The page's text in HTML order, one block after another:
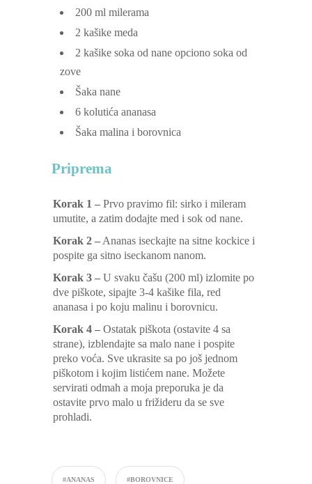
200 ml milerama
2 kašike meda
2 kašike soka od nane opciono soka od
zove
Šaka nane
6 kolutića ananasa
Šaka malina i borovnica
Priprema
Korak 1 – Prvo pravimo fil: sirko i mileram
umutite, a zatim dodajte med i sok od nane.
Korak 2 – Ananas iseckajte na sitne kockice i
pospite ga sitno iseckanom nanom.
Korak 3 – U svaku čašu (200 ml) izlomite po
dve piškote, sipajte 3-4 kašike fila, red
ananasa i po koju malinu i borovnicu.
Korak 4 – Ostatak piškota (ostavite 4 sa
strane), izblendajte sa malo nane i pospite
preko voća. Sve ukrasite sa po još jednom
piškotom i kojim listićem nane. Možete
servirati odmah a moja preporuka je da
ostavite prvo malo u frižideru da se sve
prohladi.
#ANANAS #BOROVNICE